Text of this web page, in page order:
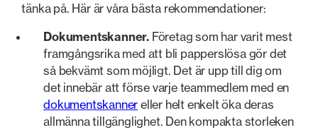
tänka på. Här är våra bästa rekommendationer:
Dokumentskanner. Företag som har varit mest
framgångsrika med att bli papperslösa gör det
så bekvämt som möjligt. Det är upp till dig om
det innebär att förse varje teammedlem med en
dokumentskanner eller helt enkelt öka deras
allmänna tillgänglighet. Den kompakta storleken